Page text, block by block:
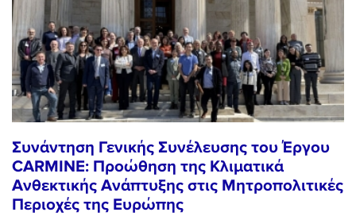
Συνάντηση Γενικής Συνέλευσης του Έργου
CARMINE: Προώθηση της Κλιματικά
Ανθεκτικής Ανάπτυξης στις Μητροπολιτικές
Περιοχές της Ευρώπης